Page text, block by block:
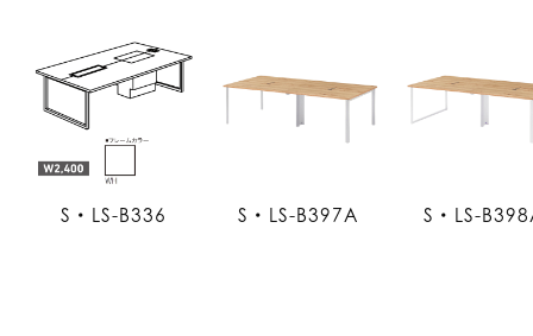
S・LS-B336 S・LS-B397A S・LS-